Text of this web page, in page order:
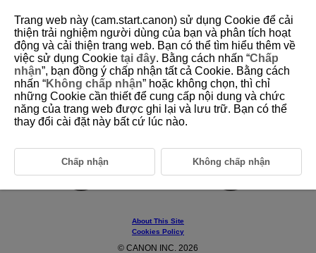
D348-005
Preparation
Device Preparation
About This Site
Cookies Policy
© CANON INC. 2026
Trang web này (cam.start.canon) sử dụng Cookie để cải
thiện trải nghiệm người dùng của bạn và phân tích hoạt
động và cải thiện trang web. Bạn có thể tìm hiểu thêm về
việc sử dụng Cookie tại đây. Bằng cách nhấn “Chấp
nhận”, bạn đồng ý chấp nhận tất cả Cookie. Bằng cách
nhấn “Không chấp nhận” hoặc không chọn, thì chỉ
những Cookie cần thiết để cung cấp nội dung và chức
năng của trang web được ghi lại và lưu trữ. Bạn có thể
thay đổi cài đặt này bất cứ lúc nào.
Chấp nhận Không chấp nhận